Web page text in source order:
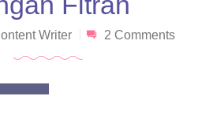
Writer 2 Comments